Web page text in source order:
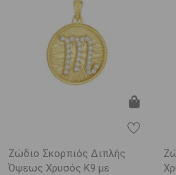
Ζώδιο Σκορπιός Διπλής
Όψεως Χρυσός K9 με